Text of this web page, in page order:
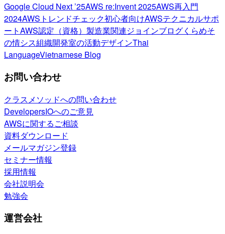
Google Cloud Next ’25AWS re:Invent 2025AWS再入門
2024AWSトレンドチェック初心者向けAWSテクニカルサポ
ートAWS認定（資格） 製造業関連ジョインブログくらめそ
の情シス組織開発室の活動デザインThai
LanguageVietnamese Blog
お問い合わせ
クラスメソッドへの問い合わせ
DevelopersIOへのご意見
AWSに関するご相談
資料ダウンロード
メールマガジン登録
セミナー情報
採用情報
会社説明会
勉強会
運営会社